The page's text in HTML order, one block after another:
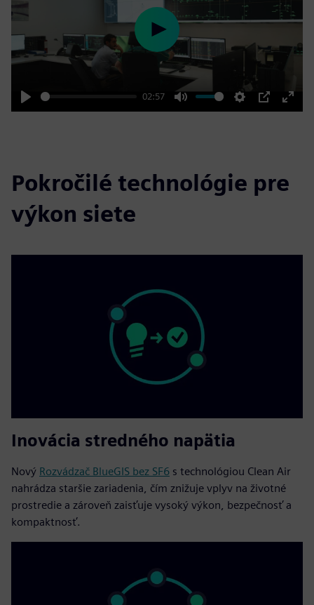
Play
02:57
Mute Settings
PIP
Enter
Play
Pokročilé technológie pre
výkon siete
Inovácia stredného napätia
Nový Rozvádzač BlueGIS bez SF6 s technológiou Clean Air
nahrádza staršie zariadenia, čím znižuje vplyv na životné
prostredie a zároveň zaisťuje vysoký výkon, bezpečnosť a
kompaktnosť.